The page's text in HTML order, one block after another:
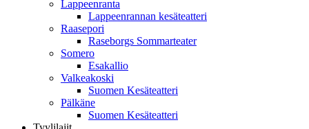
Lappeenranta
Lappeenrannan kesäteatteri
Raasepori
Raseborgs Sommarteater
Somero
Esakallio
Valkeakoski
Suomen Kesäteatteri
Pälkäne
Suomen Kesäteatteri